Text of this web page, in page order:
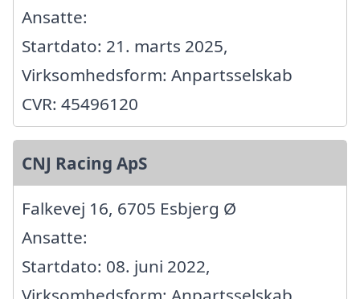
Ansatte:
Startdato: 21. marts 2025,
Virksomhedsform: Anpartsselskab
CVR: 45496120
CNJ Racing ApS
Falkevej 16, 6705 Esbjerg Ø
Ansatte:
Startdato: 08. juni 2022,